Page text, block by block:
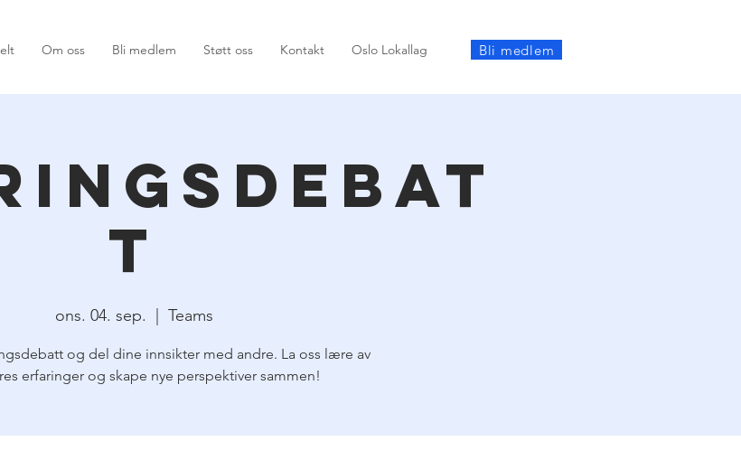
Om oss Bli medlem Støtt oss Kontakt Oslo Lokallag Bli medlem
t
ons. 04. sep. Teams
og del dine innsikter med andre. La oss lære av
erfaringer og skape nye perspektiver sammen!